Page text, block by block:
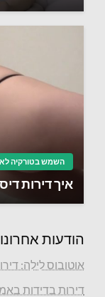
השמש בטורקיה לא
איך דירות
הודעות
אוטובוס לילה:
דירות בדידות